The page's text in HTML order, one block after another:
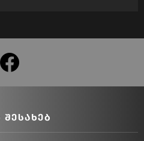
facebook
ᲨᲔᲡᲐᲮᲔᲑ